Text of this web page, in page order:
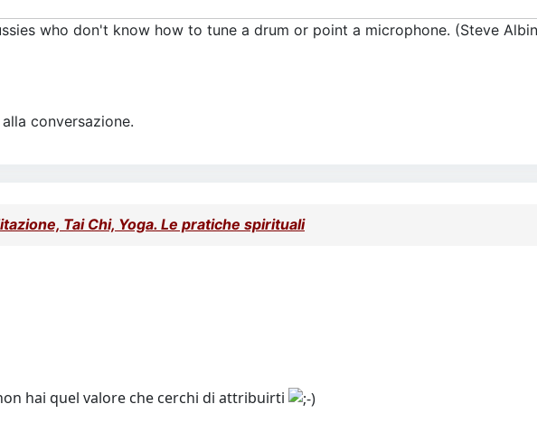
who don't know how to tune a drum or point a microphone. (Steve
conversazione.
Tai Chi, Yoga. Le pratiche spirituali
hai quel valore che cerchi di attribuirti